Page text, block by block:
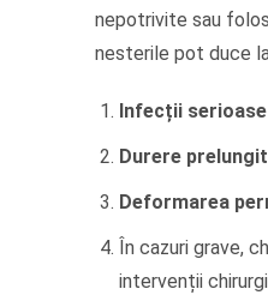
nepotrivite sau
nesterile pot duce
Infecții serioase
Durere
Deformarea
În cazuri grave,
intervenții